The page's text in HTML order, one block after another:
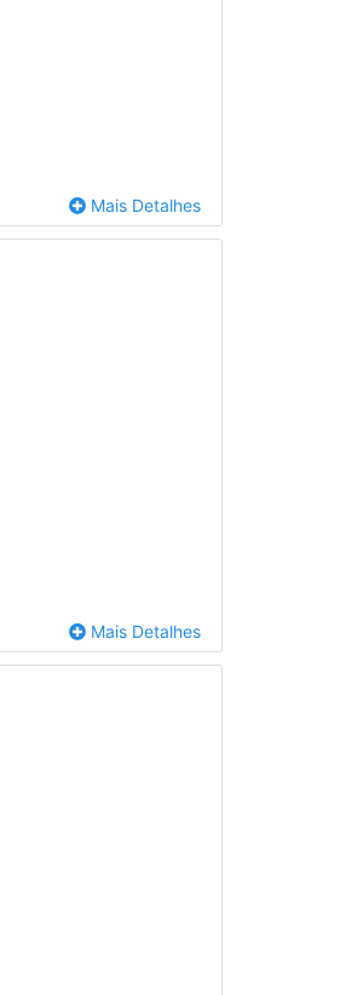
Mais Detalhes
Mais Detalhes